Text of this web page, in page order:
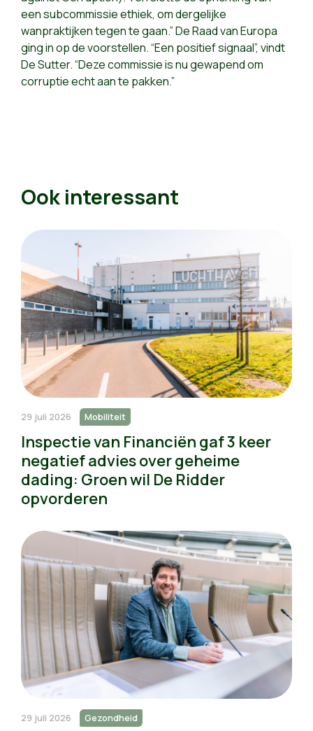
een subcommissie ethiek, om dergelijke
wanpraktijken tegen te gaan.” De Raad van Europa
ging in op de voorstellen. “Een positief signaal”, vindt
De Sutter. “Deze commissie is nu gewapend om
corruptie echt aan te pakken.”
Ook interessant
29 juli 2026 Mobiliteit
Inspectie van Financiën gaf 3 keer
negatief advies over geheime
dading: Groen wil De Ridder
opvorderen
29 juli 2026 Gezondheid